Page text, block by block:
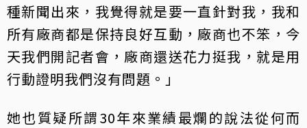
種新聞出來，我覺得就是要一直針對我，我和
所有廠商都是保持良好互動，廠商也不笨，今
天我們開記者會，廠商還送花力挺我，就是用
行動證明我們沒有問題。」
她也質疑所謂30年來業績最爛的說法從何而